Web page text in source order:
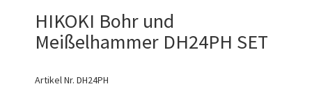
HIKOKI Bohr und
Meißelhammer DH24PH SET
Artikel Nr. DH24PH